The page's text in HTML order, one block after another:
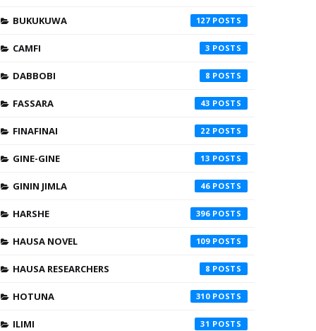
BUKUKUWA 127
CAMFI 3
DABBOBI 8
FASSARA 43
FINAFINAI 22
GINE-GINE 13
GININ JIMLA 46
HARSHE 396
HAUSA NOVEL 109
HAUSA RESEARCHERS 8
HOTUNA 310
ILIMI 31